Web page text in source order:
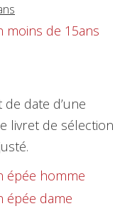
moins de 15ans
date d’une
livret de sélection
épée homme
épée dame